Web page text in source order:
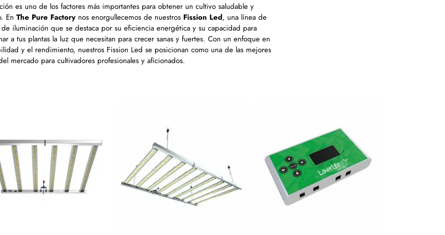
es uno de los factores más importantes para obtener un cultivo saludable y
En The Pure Factory nos enorgullecemos de nuestros Fission Led, una línea de
iluminación que se destaca por su eficiencia energética y su capacidad para
a tus plantas la luz que necesitan para crecer sanas y fuertes. Con un enfoque en
y el rendimiento, nuestros Fission Led se posicionan como una de las mejores
mercado para cultivadores profesionales y aficionados.